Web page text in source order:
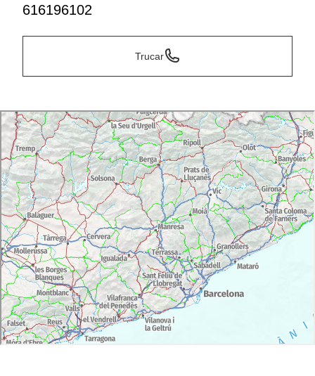
616196102
Trucar